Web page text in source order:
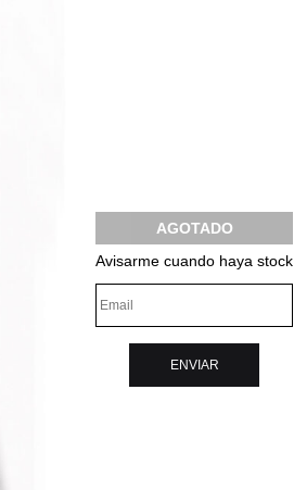
AGOTADO
Avisarme cuando haya stock